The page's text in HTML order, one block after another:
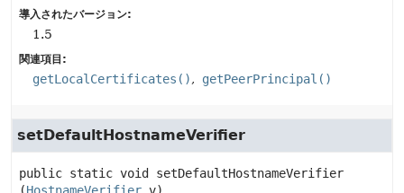
導入されたバージョン:
1.5
関連項目:
getLocalCertificates() getPeerPrincipal()
setDefaultHostnameVerifier
public static void
setDefaultHostnameVerifier